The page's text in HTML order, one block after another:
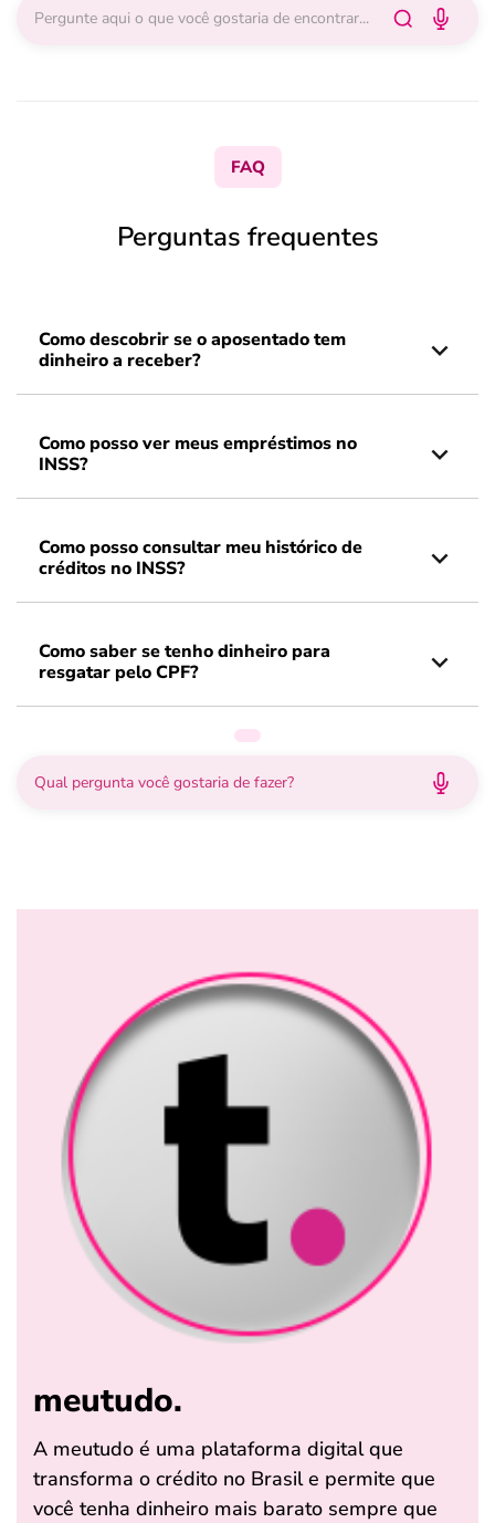
FAQ
Perguntas frequentes
Como descobrir se o aposentado tem
dinheiro a receber?
Como posso ver meus empréstimos no
INSS?
Como posso consultar meu histórico de
créditos no INSS?
Como saber se tenho dinheiro para
resgatar pelo CPF?
meutudo.
A meutudo é uma plataforma digital que
transforma o crédito no Brasil e permite que
você tenha dinheiro mais barato sempre que